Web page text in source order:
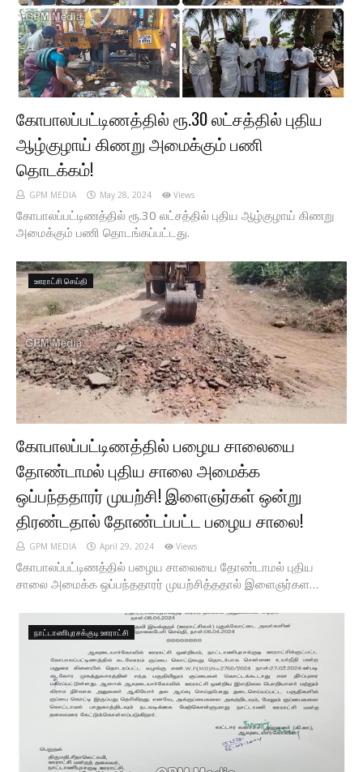
கோபாலப்பட்டிணத்தில் ரூ.30 லட்சத்தில் புதிய
ஆழ்குழாய் கிணறு அமைக்கும் பணி
தொடக்கம்!
GPM MEDIA May 28, 2024 Views
கோபாலப்பட்டிணத்தில் ரூ.30 லட்சத்தில் புதிய ஆழ்குழாய் கிணறு
அமைக்கும் பணி தொடங்கப்பட்டது.
ஊராட்சி செய்தி
கோபாலப்பட்டிணத்தில் பழைய சாலையை
தோண்டாமல் புதிய சாலை அமைக்க
ஒப்பந்ததாரர் முயற்சி! இளைஞர்கள் ஒன்று
திரண்டதால் தோண்டப்பட்ட பழைய சாலை!
GPM MEDIA April 29, 2024 Views
கோபாலப்பட்டிணத்தில் பழைய சாலையை தோண்டாமல் புதிய
சாலை அமைக்க ஒப்பந்ததாரர் முயற்சித்ததால் இளைஞர்கள…
நாட்டாணிபுரசக்குடி ஊராட்சி